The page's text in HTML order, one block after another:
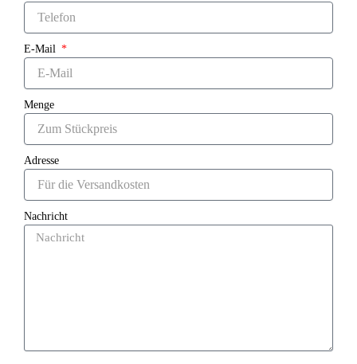
E-Mail
Menge
Adresse
Nachricht